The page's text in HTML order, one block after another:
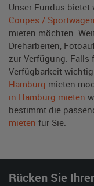
Unser Fundus bietet
Coupes /
mieten möchten.
Dreharbeiten,
zur Verfügung. Falls
Verfügbarkeit
Hamburg mieten
in Hamburg mieten
bestimmt die
mieten für Sie.
Rücken Sie